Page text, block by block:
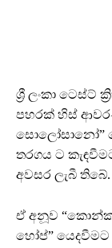
ශ්‍රී ලංකා
පහරක් හිස්
සොලෝසානෝ”
තරගය ට
අවසර ලැබී තිබේ.
ඒ අනූව
හෝප්”